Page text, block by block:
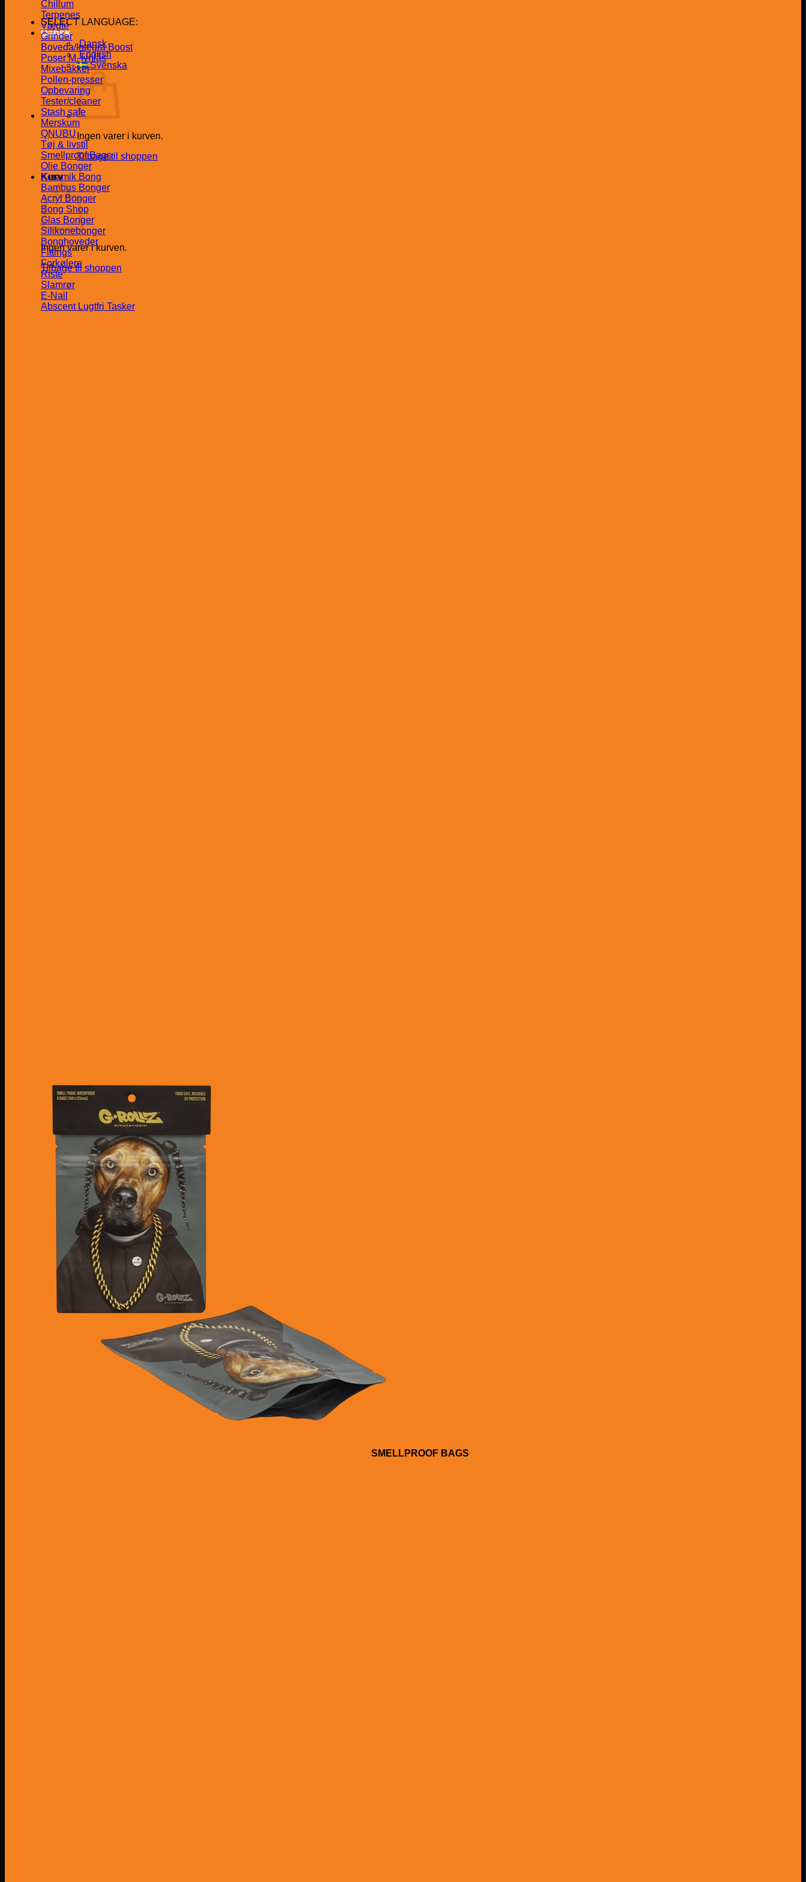
SELECT LANGUAGE:
Dansk
Dansk
English
Svenska
Ingen varer i kurven.
Tilbage til shoppen
Kurv
Ingen varer i kurven.
Tilbage til shoppen
Chillum
Terpenes
Vægte
Grinder
Boveda/Integra Boost
Poser M. lynlås
Mixebakker
Pollen-presser
Opbevaring
Tester/cleaner
Stash safe
Merskum
QNUBU
Tøj & livstil
Smellproof Bags
Olie Bonger
Keramik Bong
Bambus Bonger
Acryl Bonger
Bong Shop
Glas Bonger
Silikonebonger
Bonghoveder
Fittings
Forkølere
Riste
Slamrør
E-Nail
Abscent Lugtfri Tasker
SMELLPROOF BAGS